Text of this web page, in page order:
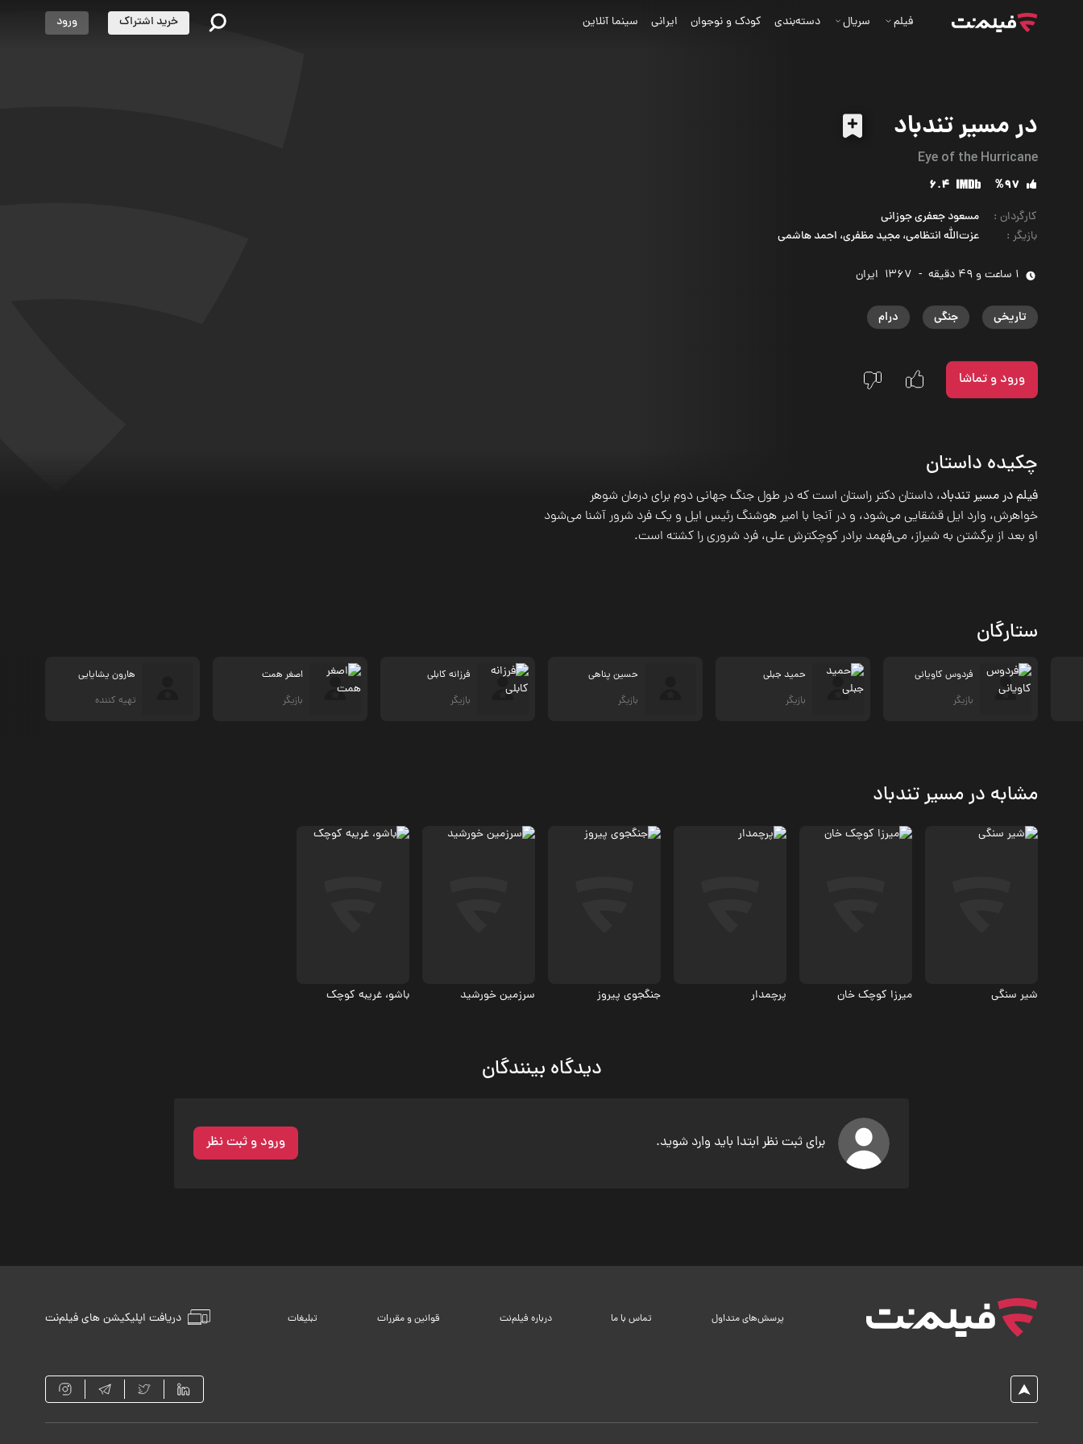
در مسیر تندباد
Eye of the Hurricane
%97
6.4
کارگردان :
مسعود جعفری جوزانی
بازیگر : عزت‌الله انتظامی، مجید مظفری، احمد هاشمی
1 ساعت و 49 دقیقه -
1367 ‌ ایران
تاریخی جنگی درام
ورود و تماشا
فیلم سریال دسته‌بندی کودک و نوجوان ایرانی سینما آنلاین خرید اشتراک ورود
چکیده داستان
فیلم در مسیر تندباد، داستان دکتر راستان است که در طول جنگ جهانی دوم برای درمان شوهر
خواهرش، وارد ایل قشقایی می‌شود، و در آنجا با امیر هوشنگ رئیس ایل و یک فرد شرور آشنا می‌شود
او بعد از برگشتن به شیراز، می‌فهمد برادر کوچکترش علی، فرد شروری را کشته است.
ستارگان
فردوس کاویانی
بازیگر
حمید جبلی
بازیگر
حسین پناهی
بازیگر
فرزانه کابلی
بازیگر
اصغر همت
بازیگر
هارون یشایایی
تهیه کننده
مشابه در مسیر تندباد
شیر سنگی میرزا کوچک خان پرچمدار جنگجوی پیروز سرزمین خورشید باشو، غریبه کوچک
دیدگاه بینندگان
برای ثبت نظر ابتدا باید وارد شوید. ورود و ثبت نظر
دریافت اپلیکیشن های فیلم‌نت پرسش‌های متداول تماس با ما درباره فیلم‌نت قوانین و مقررات تبلیغات